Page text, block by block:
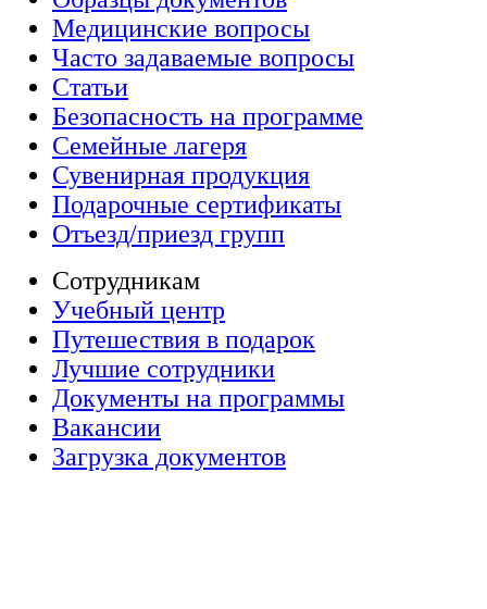
Медицинские вопросы
Часто задаваемые вопросы
Статьи
Безопасность на программе
Семейные лагеря
Сувенирная продукция
Подарочные сертификаты
Отъезд/приезд групп
Сотрудникам
Учебный центр
Путешествия в подарок
Лучшие сотрудники
Документы на программы
Вакансии
Загрузка документов